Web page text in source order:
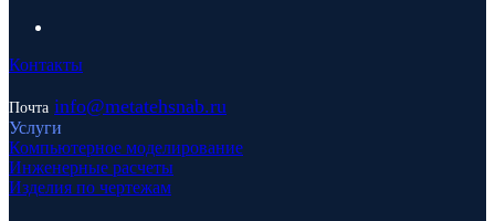
Контакты
Почта info@metatehsnab.ru
Услуги
Компьютерное моделирование
Инженерные расчеты
Изделия по чертежам